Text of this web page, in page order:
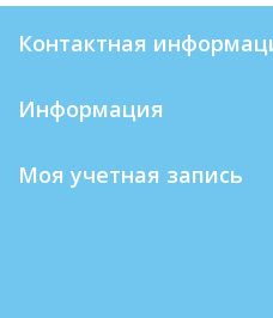
Контактная
Информация
Моя учетная запись